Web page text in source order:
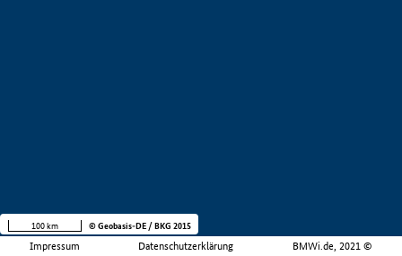
Impressum Datenschutzerklärung BMWi.de, 2021 ©
100 km © Geobasis-DE / BKG 2015